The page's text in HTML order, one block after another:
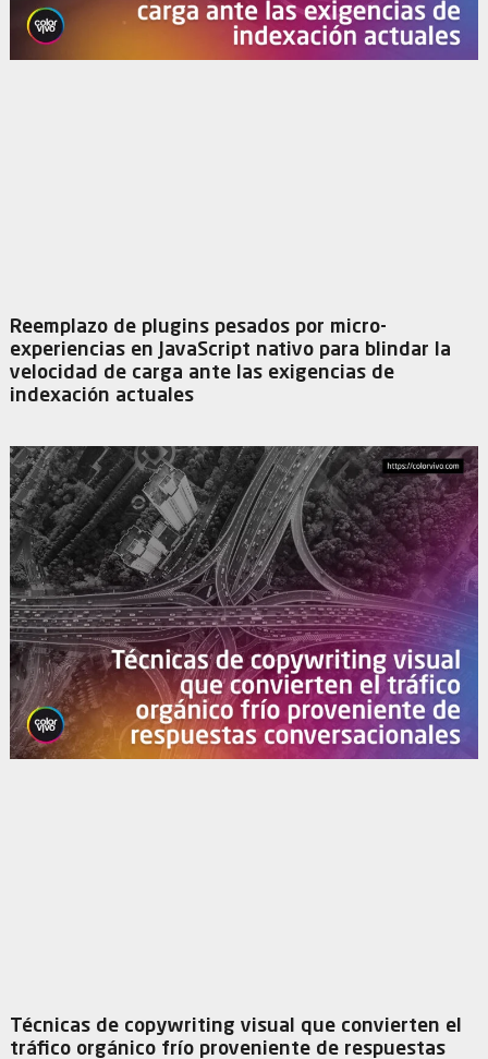
Reemplazo de plugins pesados por micro-
experiencias en JavaScript nativo para blindar la
velocidad de carga ante las exigencias de
indexación actuales
Técnicas de copywriting visual que convierten el
tráfico orgánico frío proveniente de respuestas